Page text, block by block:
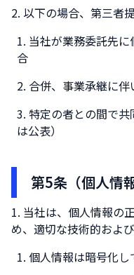
以下の場合、第三者
当社が業務委託先
合
合併、事業承継に
特定の者との間で
は公表）
第5条（個人情
当社は、個人情報の
め、適切な技術的およ
個人情報は暗号化し